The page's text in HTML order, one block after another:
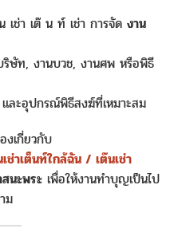
เช่า เต๊ น ท์ เช่า การจัด งาน
ท, งานบวช, งานศพ หรือพิธี
และอุปกรณ์พิธีสงฆ์ที่เหมาะสม
งเกี่ยวกับ
ช่าเต็นท์ใกล้ฉัน / เต๊นเช่า
นะพระ เพื่อให้งานทำบุญเป็นไป
ม